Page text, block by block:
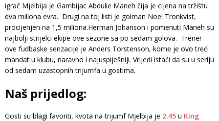
igrač Mjelbija je Gambijac Abdulie Maneh čija je cijena na tržištu
dva miliona evra. Drugi na toj listi je golman Noel Tronkvist,
procijenjen na 1,5 miliona.Herman Johanson i pomenuti Maneh su
najbolji strijelci ekipe ove sezone sa po sedam golova. Trener
ove fudbaske senzacije je Anders Torstenson, kome je ovo treći
mandat u klubu, naravno i najuspiješniji. Vrijedi istaći da su u seriju
od sedam uzastopnih trijumfa u gostima.
Naš prijedlog:
Gosti su blagi favoriti, kvota na trijumf Mjelbija je 2.45 u King